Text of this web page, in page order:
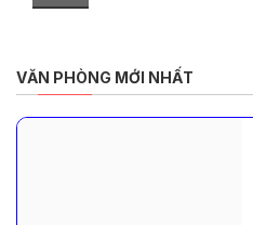
VĂN PHÒNG MỚI NHẤT